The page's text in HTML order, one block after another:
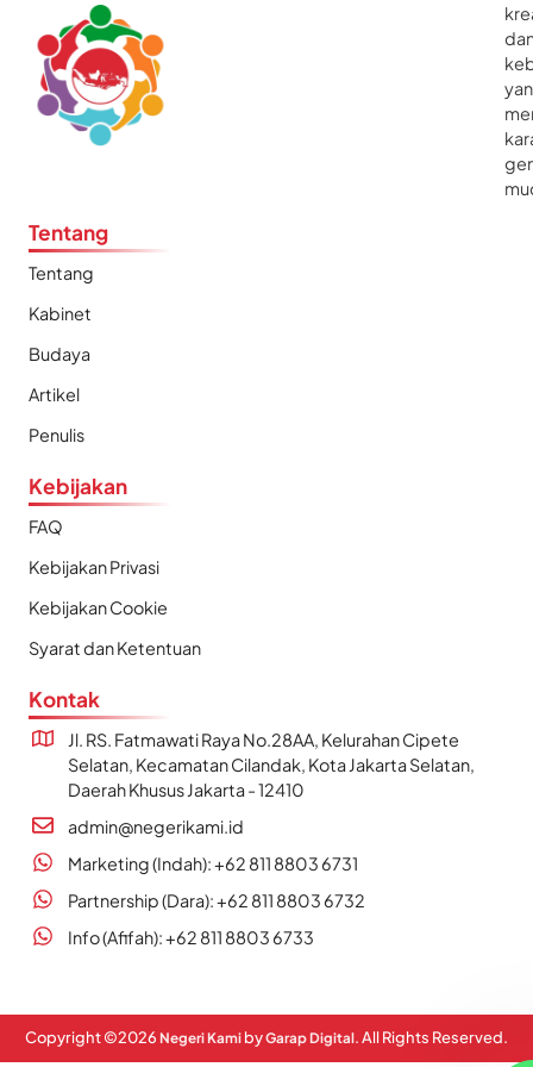
Tentang
Tentang
Kabinet
Budaya
Artikel
Penulis
Kebijakan
FAQ
Kebijakan Privasi
Kebijakan Cookie
Syarat dan Ketentuan
Kontak
Jl. RS. Fatmawati Raya No.28AA, Kelurahan Cipete
Selatan, Kecamatan Cilandak, Kota Jakarta Selatan,
Daerah Khusus Jakarta - 12410
admin@negerikami.id
Marketing (Indah): +62 811 8803 6731
Partnership (Dara): +62 811 8803 6732
Info (Afifah): +62 811 8803 6733
Copyright ©2026 Negeri Kami byGarap Digital. All Rights Reserved.